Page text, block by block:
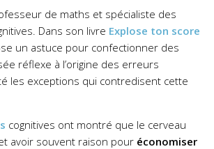
de maths et spécialiste des
Dans son livre Explose ton score
un astuce pour confectionner des
réflexe à l’origine des erreurs
les exceptions qui contredisent cette
cognitives ont montré que le cerveau
avoir souvent raison pour économiser